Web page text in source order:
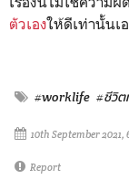
ตัวเองให้ดีเท่านั้นเ
#worklife #ชีวิต
10th September 2021,
Report